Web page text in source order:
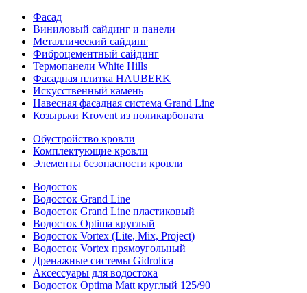
Фасад
Виниловый сайдинг и панели
Металлический сайдинг
Фиброцементный сайдинг
Термопанели White Hills
Фасадная плитка HAUBERK
Искусственный камень
Навесная фасадная система Grand Line
Козырьки Krovent из поликарбоната
Обустройство кровли
Комплектующие кровли
Элементы безопасности кровли
Водосток
Водосток Grand Line
Водосток Grand Line пластиковый
Водосток Optima круглый
Водосток Vortex (Lite, Mix, Project)
Водосток Vortex прямоугольный
Дренажные системы Gidrolica
Аксессуары для водостока
Водосток Optima Matt круглый 125/90